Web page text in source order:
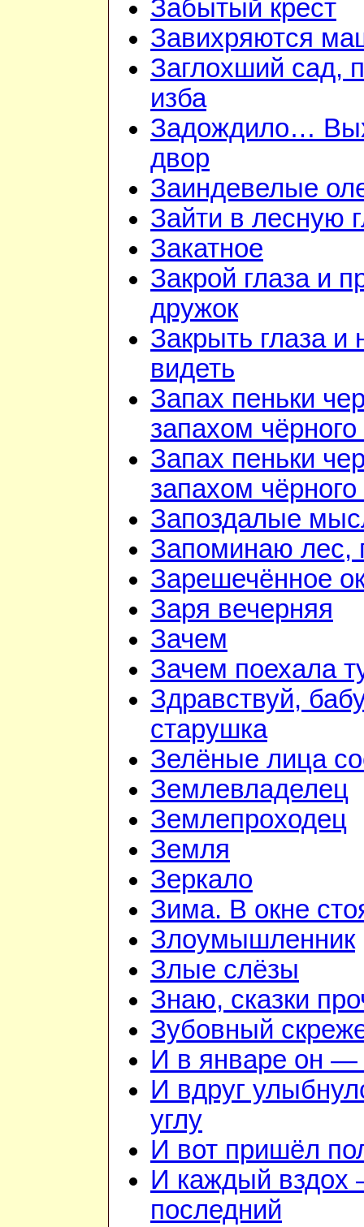
Забытый крест
Завихряются
Заглохший сад,
изба
Задождило…
двор
Заиндевелые
Зайти в лесную
Закатное
Закрой глаза и
дружок
Закрыть глаза и
видеть
Запах пеньки
запахом
Запах пеньки
запахом
Запоздалые
Запоминаю лес,
Зарешечённое
Заря вечерняя
Зачем
Зачем поехала
Здравствуй,
старушка
Зелёные лица
Землевладелец
Землепроходец
Земля
Зеркало
Зима. В окне
Злоумышленник
Злые слёзы
Знаю, сказки
Зубовный
И в январе он —
И вдруг
углу
И вот пришёл
И каждый вздох
последний